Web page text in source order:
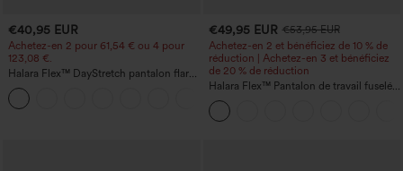
€40,95 EUR
Achetez-en 2 pour 61,54 € ou 4 pour
123,08 €.
Halara Flex™ DayStretch pantalon flare
de travail, taille mi-haute, poche latérale
zippée
€49,95 EUR €53,95 EUR
Achetez-en 2 et bénéficiez de 10 % de
réduction | Achetez-en 3 et bénéficiez
de 20 % de réduction
Halara Flex™ Pantalon de travail fuselé,
uni, taille haute, avec poches